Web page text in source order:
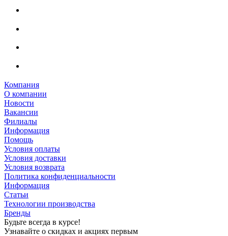
Компания
О компании
Новости
Вакансии
Филиалы
Информация
Помощь
Условия оплаты
Условия доставки
Условия возврата
Политика конфиденциальности
Информация
Статьи
Технологии производства
Бренды
Будьте всегда в курсе!
Узнавайте о скидках и акциях первым